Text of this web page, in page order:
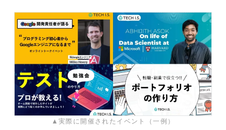
▲実際に開催されたイベント（一例）